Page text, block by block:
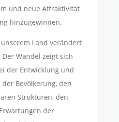
und neue Attraktivität
hinzugewinnen.
Land verändert
Wandel zeigt sich
der Entwicklung und
Bevölkerung, den
Strukturen, den
der